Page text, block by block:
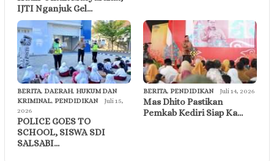
IJTI Nganjuk Gel…
BERITA, DAERAH, HUKUM DAN
KRIMINAL, PENDIDIKAN
Juli 15,
2026
POLICE GOES TO
SCHOOL, SISWA SDI
SALSABI…
BERITA, PENDIDIKAN Juli 14, 2026
Mas Dhito Pastikan
Pemkab Kediri Siap Ka…